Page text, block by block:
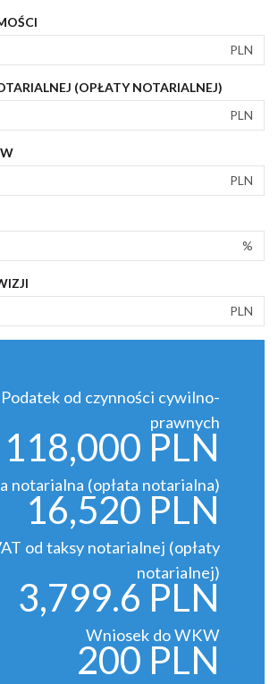
PLN
(OPŁATY NOTARIALNEJ)
PLN
PLN
%
PLN
Podatek od czynności cywilno-
prawnych
118,000 PLN
notarialna (opłata notarialna)
16,520 PLN
od taksy notarialnej (opłaty
notarialnej)
3,799.6 PLN
Wniosek do WKW
200 PLN